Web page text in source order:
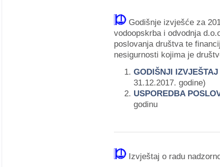
Godišnje izvješće za
vodoopskrba i odvodnja
poslovanja društva te
nesigurnosti kojima je
GODIŠNJI
31.12.2017. godine)
USPOREDBA
godinu
Izvještaj o radu